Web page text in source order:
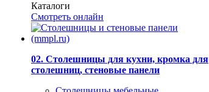
Каталоги
Смотреть онлайн
02. Столешницы для кухни, кромка для
столешниц, стеновые панели